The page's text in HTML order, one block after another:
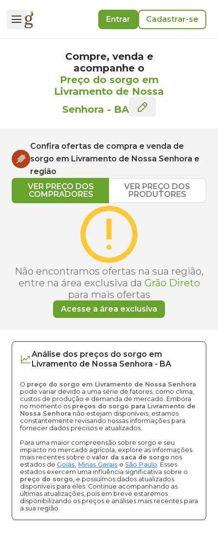
Entrar Cadastrar-se
Compre, venda e
acompanhe o
Preço do sorgo em
Livramento de Nossa
Senhora - BA
Confira ofertas de compra e venda de
sorgo em Livramento de Nossa Senhora e
região
VER PREÇO DOS
COMPRADORES
VER PREÇO DOS
PRODUTORES
Não encontramos ofertas na sua região,
entre na área exclusiva da Grão Direto
para mais ofertas
Acesse a área exclusiva
Análise dos preços do sorgo em
Livramento de Nossa Senhora - BA
O preço do sorgo em Livramento de Nossa Senhora
pode variar devido a uma série de fatores, como clima,
custos de produção e demanda de mercado. Embora
no momento os preços do sorgo para Livramento de
Nossa Senhora não estejam disponíveis, estamos
constantemente revisando nossas informações para
fornecer dados precisos e atualizados.
Para uma maior compreensão sobre sorgo e seu
impacto no mercado agrícola, explore as informações
mais recentes sobre o valor da saca de sorgo nos
estados de Goiás, Minas Gerais e São Paulo. Esses
estados exercem uma influência significativa sobre o
preço do sorgo, e possuímos dados atualizados
disponíveis para eles. Continue acompanhando as
últimas atualizações, pois em breve estaremos
disponibilizando os preços e análises mais recentes para
a sua região.